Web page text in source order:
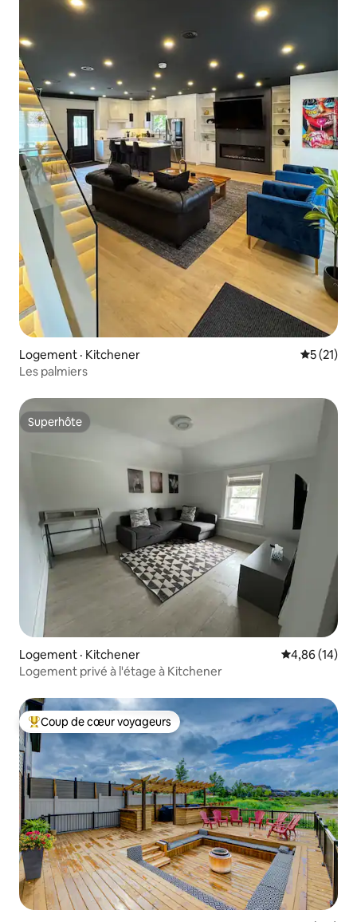
Logement · Kitchener Note
5 (21)
Les palmiers
Superhôte
Superhôte
Logement · Kitchener Note
4,86 (14)
Logement privé à l'étage à Kitchener
Coup de cœur voyageurs parmi les plus aimés
Coup de cœur voyageurs